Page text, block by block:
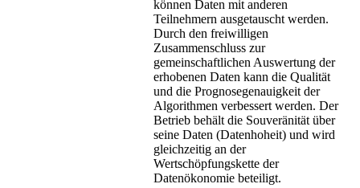
können Daten mit anderen
Teilnehmern ausgetauscht werden.
Durch den freiwilligen
Zusammenschluss zur
gemeinschaftlichen Auswertung der
erhobenen Daten kann die Qualität
und die Prognosegenauigkeit der
Algorithmen verbessert werden. Der
Betrieb behält die Souveränität über
seine Daten (Datenhoheit) und wird
gleichzeitig an der
Wertschöpfungskette der
Datenökonomie beteiligt.